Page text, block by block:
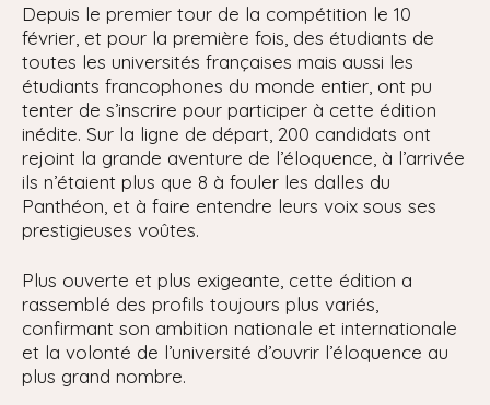
Depuis le premier tour de la compétition le 10
février, et pour la première fois, des étudiants de
toutes les universités françaises mais aussi les
étudiants francophones du monde entier, ont pu
tenter de s’inscrire pour participer à cette édition
inédite. Sur la ligne de départ, 200 candidats ont
rejoint la grande aventure de l’éloquence, à l’arrivée
ils n’étaient plus que 8 à fouler les dalles du
Panthéon, et à faire entendre leurs voix sous ses
prestigieuses voûtes.
Plus ouverte et plus exigeante, cette édition a
rassemblé des profils toujours plus variés,
confirmant son ambition nationale et internationale
et la volonté de l’université d’ouvrir l’éloquence au
plus grand nombre.